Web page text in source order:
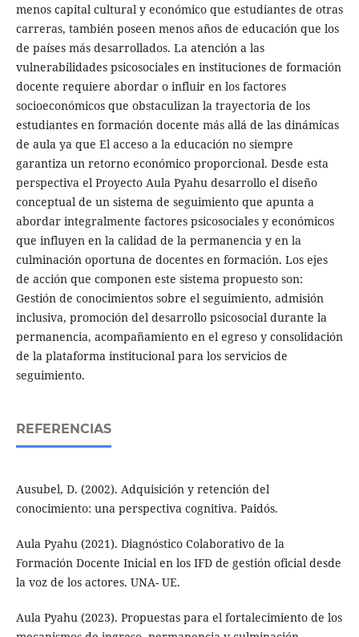
menos capital cultural y económico que estudiantes de otras
carreras, también poseen menos años de educación que los
de países más desarrollados. La atención a las
vulnerabilidades psicosociales en instituciones de formación
docente requiere abordar o influir en los factores
socioeconómicos que obstaculizan la trayectoria de los
estudiantes en formación docente más allá de las dinámicas
de aula ya que El acceso a la educación no siempre
garantiza un retorno económico proporcional. Desde esta
perspectiva el Proyecto Aula Pyahu desarrollo el diseño
conceptual de un sistema de seguimiento que apunta a
abordar integralmente factores psicosociales y económicos
que influyen en la calidad de la permanencia y en la
culminación oportuna de docentes en formación. Los ejes
de acción que componen este sistema propuesto son:
Gestión de conocimientos sobre el seguimiento, admisión
inclusiva, promoción del desarrollo psicosocial durante la
permanencia, acompañamiento en el egreso y consolidación
de la plataforma institucional para los servicios de
seguimiento.
REFERENCIAS
Ausubel, D. (2002). Adquisición y retención del
conocimiento: una perspectiva cognitiva. Paidós.
Aula Pyahu (2021). Diagnóstico Colaborativo de la
Formación Docente Inicial en los IFD de gestión oficial desde
la voz de los actores. UNA- UE.
Aula Pyahu (2023). Propuestas para el fortalecimiento de los